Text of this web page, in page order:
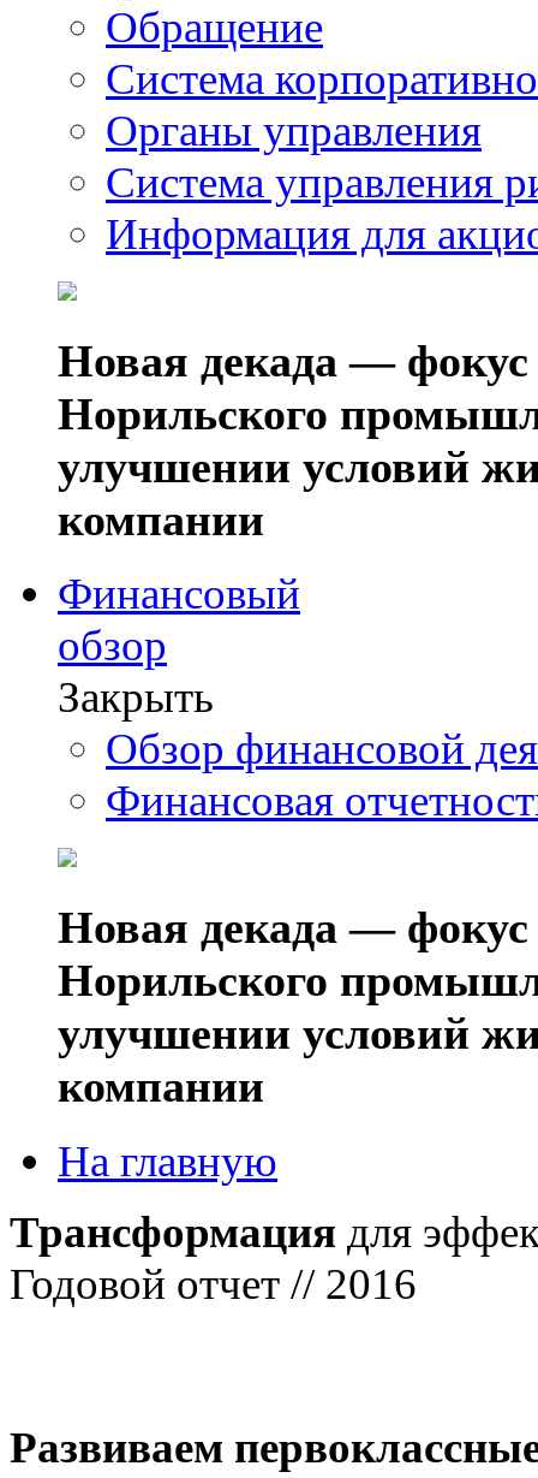
Обращение
Система
Органы управления
Система управления
Информация для
Новая декада — фокус
Норильского
улучшении условий
компании
Финансовый
обзор
Закрыть
Обзор финансовой
Финансовая
Новая декада — фокус
Норильского
улучшении условий
компании
На главную
Трансформация для
Годовой отчет // 2016
Развиваем